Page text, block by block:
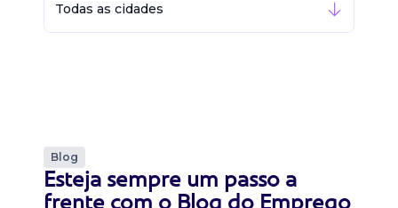
Todas as cidades
Blog
Esteja sempre um passo a
frente com o Blog do Emprego